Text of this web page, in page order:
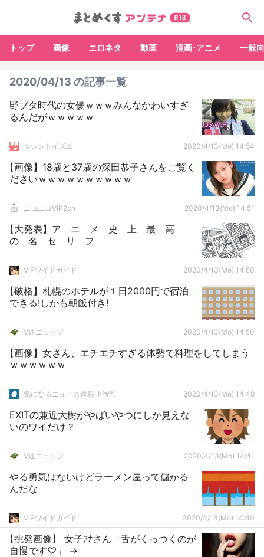
トップ 画像 エロネタ 動画 漫画･アニメ 一般
2020/04/13 の記事一覧
野ブタ時代の女優ｗｗｗみんなかわいすぎ
るんだがｗｗｗｗｗ
タレントイズム 2020/4/13(Mo) 14:54
【画像】18歳と37歳の深田恭子さんをご覧く
ださいｗｗｗｗｗｗｗｗｗｗ
ニコニコVIP2ch 2020/4/13(Mo) 14:51
【大発表】ア ニ メ 史 上 最 高
の 名 セ リ フ
VIPワイドガイド 2020/4/13(Mo) 14:50
【破格】札幌のホテルが１日2000円で宿泊
できる!しかも朝飯付き!
V速ニュップ 2020/4/13(Mo) 14:50
【画像】女さん、エチエチすぎる体勢で料理をしてしまう
ｗｗｗｗｗｗ
気になるニュース速報H(°∀°) 2020/4/13(Mo) 14:49
EXITの兼近大樹がやばいやつにしか見えな
いのワイだけ？
V速ニュップ 2020/4/13(Mo) 14:41
やる勇気はないけどラーメン屋って儲かる
んだな
VIPワイドガイド 2020/4/13(Mo) 14:40
【挑発画像】 女子ｱﾅさん「舌がくっつくのが
自慢です♡」 →